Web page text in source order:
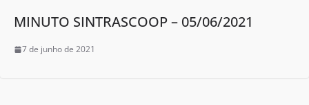
MINUTO SINTRASCOOP – 05/06/2021
7 de junho de 2021